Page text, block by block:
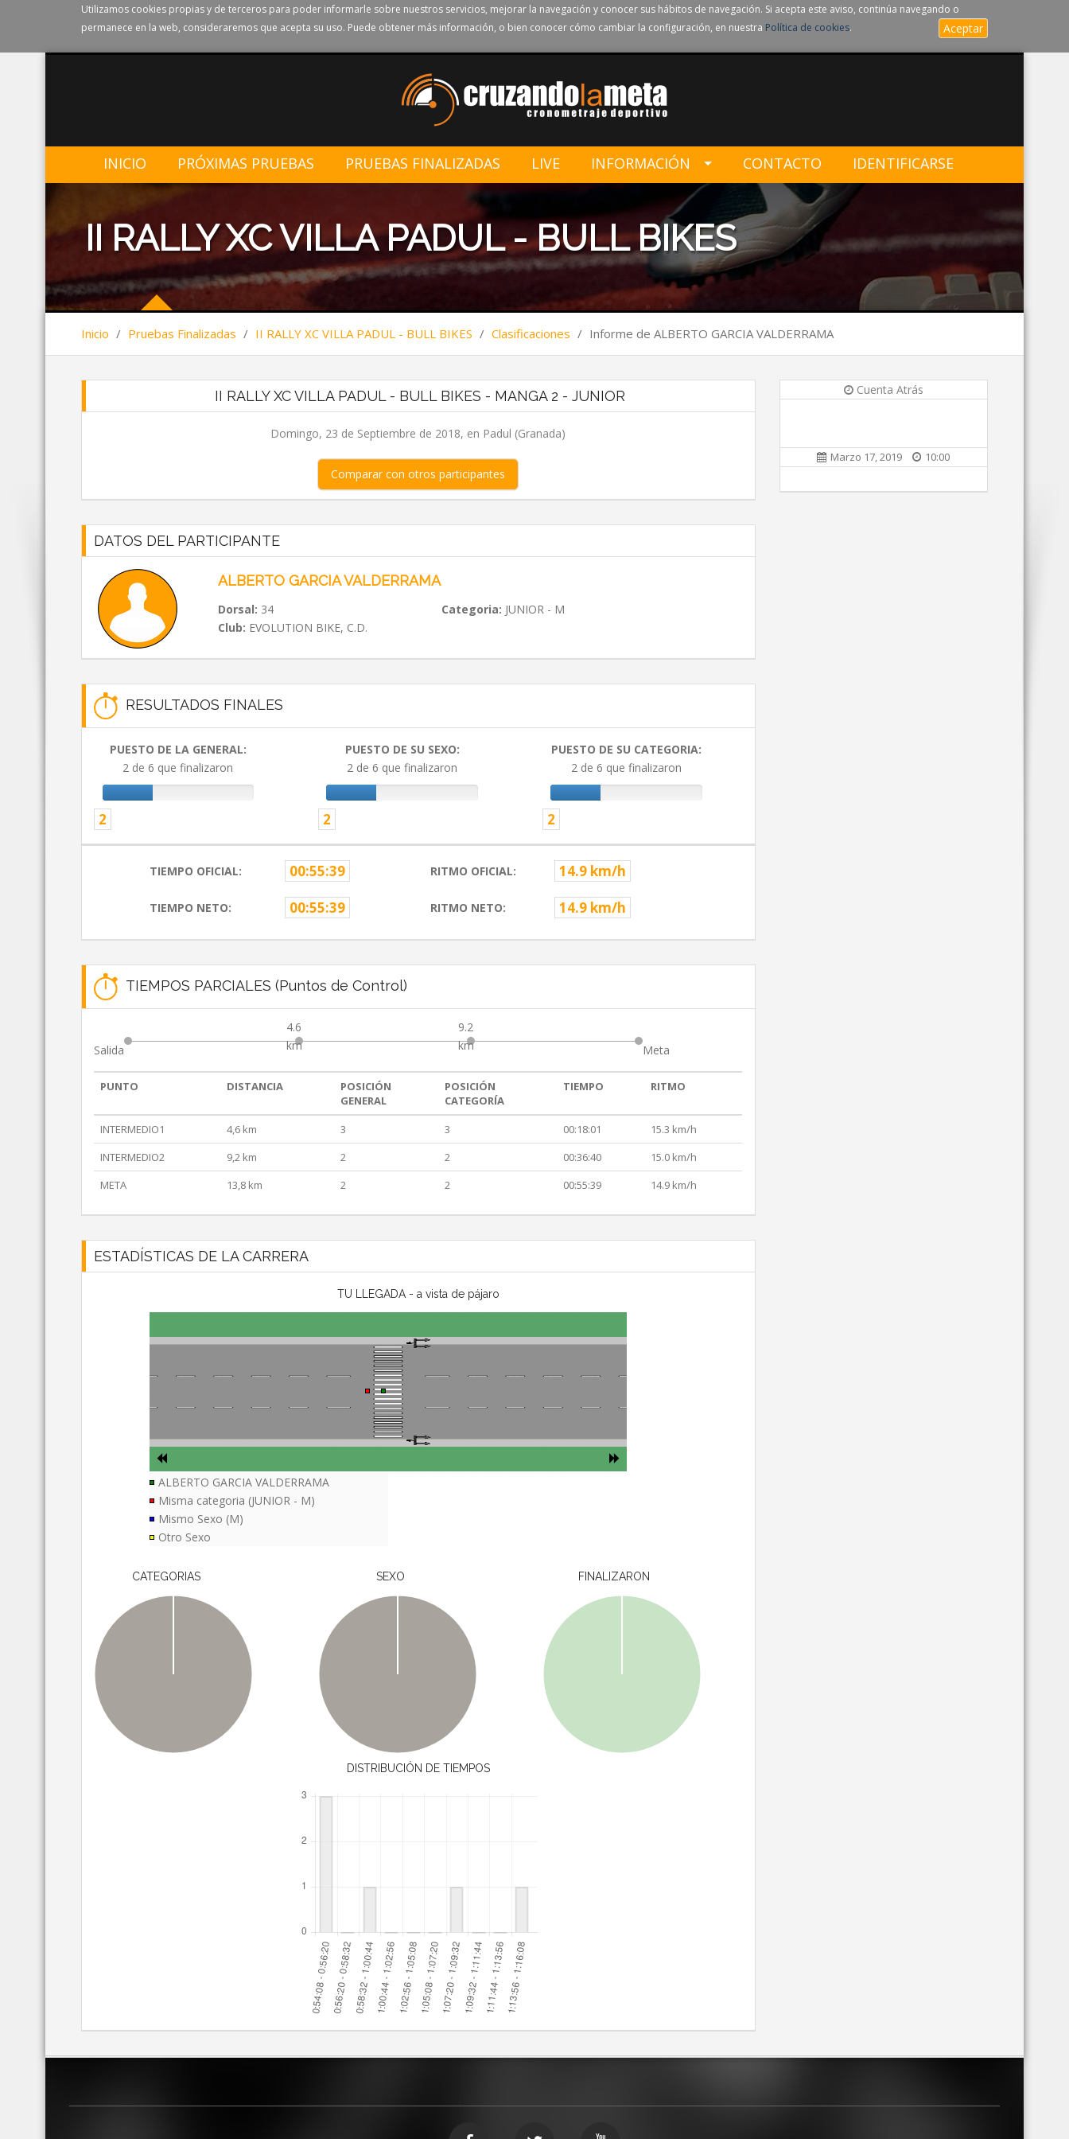
Utilizamos cookies propias y de terceros para poder informarle sobre nuestros servicios, mejorar la navegación y conocer sus hábitos de navegación. Si acepta este aviso, continúa navegando o
permanece en la web, consideraremos que acepta su uso. Puede obtener más información, o bien conocer cómo cambiar la configuración, en nuestra Política de cookies. Aceptar
INICIO PRÓXIMAS PRUEBAS PRUEBAS FINALIZADAS LIVE INFORMACIÓN CONTACTO IDENTIFICARSE
II RALLY XC VILLA PADUL - BULL BIKES
Inicio / Pruebas Finalizadas / II RALLY XC VILLA PADUL - BULL BIKES / Clasificaciones / Informe de ALBERTO GARCIA VALDERRAMA
II RALLY XC VILLA PADUL - BULL BIKES - MANGA 2 - JUNIOR
Domingo, 23 de Septiembre de 2018, en Padul (Granada)
Comparar con otros participantes
DATOS DEL PARTICIPANTE
ALBERTO GARCIA VALDERRAMA
Dorsal: 34 Categoria: JUNIOR - M
Club: EVOLUTION BIKE, C.D.
RESULTADOS FINALES
PUESTO DE LA GENERAL:
2 de 6 que finalizaron
2
PUESTO DE SU SEXO:
2 de 6 que finalizaron
2
PUESTO DE SU CATEGORIA:
2 de 6 que finalizaron
2
TIEMPO OFICIAL: 00:55:39 RITMO OFICIAL: 14.9 km/h
TIEMPO NETO: 00:55:39 RITMO NETO: 14.9 km/h
TIEMPOS PARCIALES (Puntos de Control)
Salida
4.6
km
9.2
km
Meta
PUNTO DISTANCIA
POSICIÓN
GENERAL
POSICIÓN
CATEGORÍA
TIEMPO RITMO
INTERMEDIO1 4,6 km 3 3 00:18:01
15.3 km/h
INTERMEDIO2
9,2 km 2 2 00:36:40
15.0 km/h
META
13,8 km 2 2 00:55:39 14.9 km/h
ESTADÍSTICAS DE LA CARRERA
TU LLEGADA - a vista de pájaro
ALBERTO GARCIA VALDERRAMA
Misma categoria (JUNIOR - M)
Mismo Sexo (M)
Otro Sexo
CATEGORIAS SEXO FINALIZARON
DISTRIBUCIÓN DE TIEMPOS
Cuenta Atrás
Marzo 17, 2019 10:00